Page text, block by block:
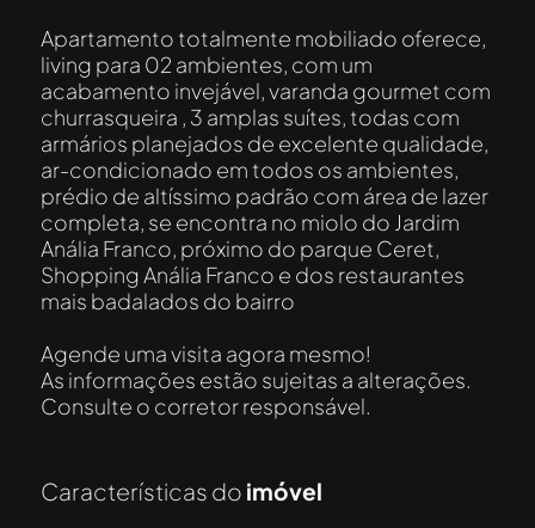
Apartamento totalmente mobiliado oferece,
living para 02 ambientes, com um
acabamento invejável, varanda gourmet com
churrasqueira , 3 amplas suítes, todas com
armários planejados de excelente qualidade,
ar-condicionado em todos os ambientes,
prédio de altíssimo padrão com área de lazer
completa, se encontra no miolo do Jardim
Anália Franco, próximo do parque Ceret,
Shopping Anália Franco e dos restaurantes
mais badalados do bairro
Agende uma visita agora mesmo!
As informações estão sujeitas a alterações.
Consulte o corretor responsável.
Características do imóvel